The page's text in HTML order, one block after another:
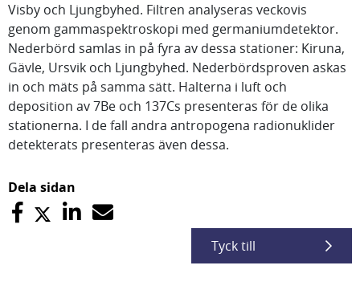
Visby och Ljungbyhed. Filtren analyseras veckovis
genom gammaspektroskopi med germaniumdetektor.
Nederbörd samlas in på fyra av dessa stationer: Kiruna,
Gävle, Ursvik och Ljungbyhed. Nederbördsproven askas
in och mäts på samma sätt. Halterna i luft och
deposition av 7Be och 137Cs presenteras för de olika
stationerna. I de fall andra antropogena radionuklider
detekterats presenteras även dessa.
Dela sidan
Tyck till